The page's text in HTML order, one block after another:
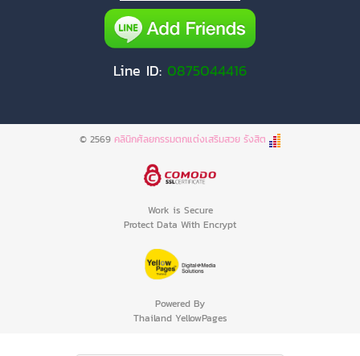
Line ID: 0875044416
© 2569 คลินิกศัลยกรรมตกแต่งเสริมสวย รังสิต
Work is Secure
Protect Data With Encrypt
Powered By
Thailand YellowPages